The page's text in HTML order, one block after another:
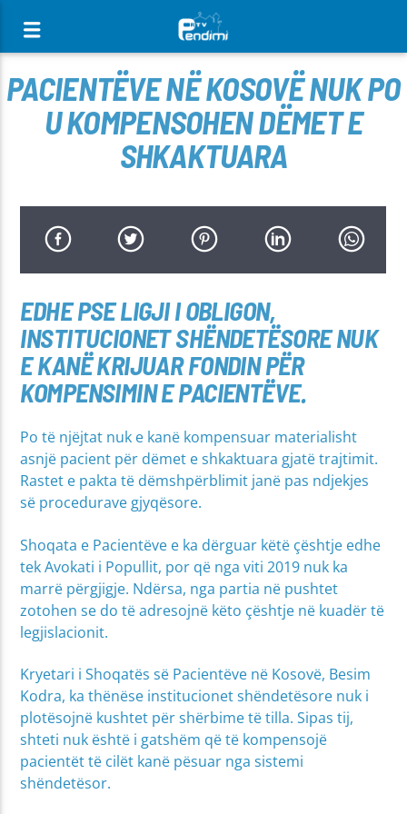
PACIENTËVE NË KOSOVË NUK PO
U KOMPENSOHEN DËMET E
SHKAKTUARA
EDHE PSE LIGJI I OBLIGON,
INSTITUCIONET SHËNDETËSORE NUK
E KANË KRIJUAR FONDIN PËR
KOMPENSIMIN E PACIENTËVE.
Po të njëjtat nuk e kanë kompensuar materialisht
asnjë pacient për dëmet e shkaktuara gjatë trajtimit.
Rastet e pakta të dëmshpërblimit janë pas ndjekjes
së procedurave gjyqësore.
Shoqata e Pacientëve e ka dërguar këtë çështje edhe
tek Avokati i Popullit, por që nga viti 2019 nuk ka
marrë përgjigje. Ndërsa, nga partia në pushtet
zotohen se do të adresojnë këto çështje në kuadër të
legjislacionit.
Kryetari i Shoqatës së Pacientëve në Kosovë, Besim
Kodra, ka thënëse institucionet shëndetësore nuk i
plotësojnë kushtet për shërbime të tilla. Sipas tij,
shteti nuk është i gatshëm që të kompensojë
pacientët të cilët kanë pësuar nga sistemi
shëndetësor.